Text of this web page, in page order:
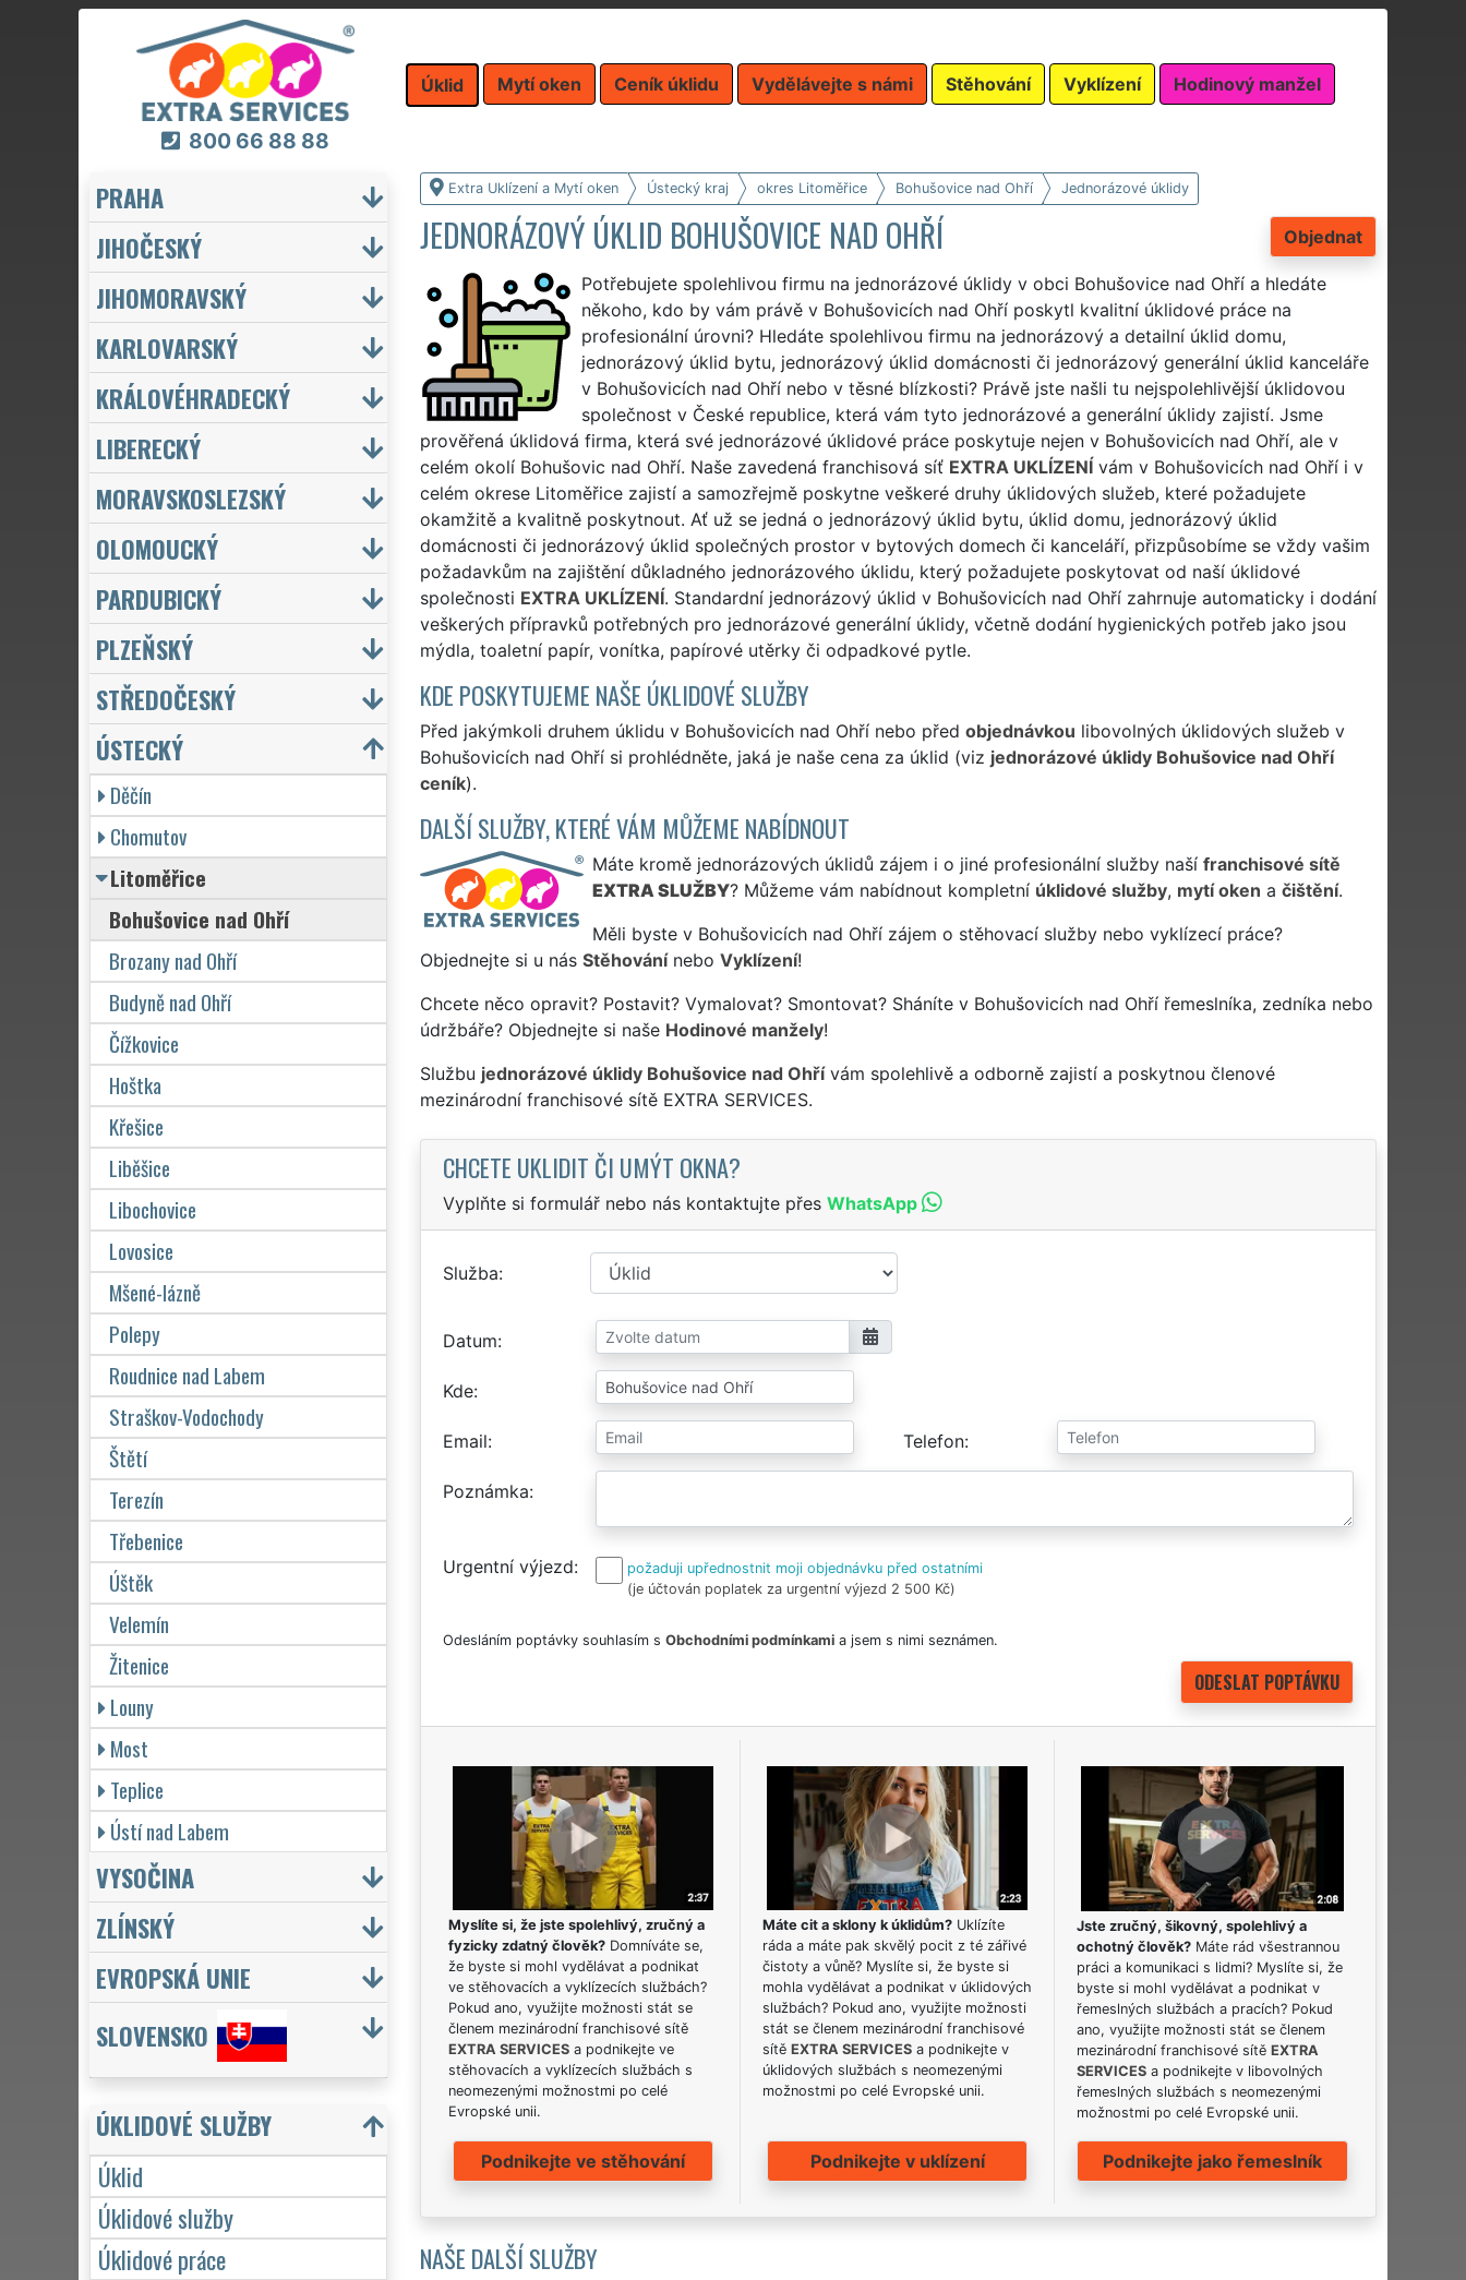
800 66 88 88
Úklid Mytí oken Ceník úklidu Vydělávejte s námi Stěhování Vyklízení Hodinový manžel
Extra Uklízení a Mytí oken Ústecký kraj okres Litoměřice Bohušovice nad Ohří Jednorázové úklidy
Objednat
JEDNORÁZOVÝ ÚKLID BOHUŠOVICE NAD OHŘÍ
Potřebujete spolehlivou firmu na jednorázové úklidy v obci Bohušovice nad Ohří a hledáte
někoho, kdo by vám právě v Bohušovicích nad Ohří poskytl kvalitní úklidové práce na
profesionální úrovni? Hledáte spolehlivou firmu na jednorázový a detailní úklid domu,
jednorázový úklid bytu, jednorázový úklid domácnosti či jednorázový generální úklid kanceláře
v Bohušovicích nad Ohří nebo v těsné blízkosti? Právě jste našli tu nejspolehlivější úklidovou
společnost v České republice, která vám tyto jednorázové a generální úklidy zajistí. Jsme
prověřená úklidová firma, která své jednorázové úklidové práce poskytuje nejen v Bohušovicích nad Ohří, ale v
celém okolí Bohušovic nad Ohří. Naše zavedená franchisová síť EXTRA UKLÍZENÍvám v Bohušovicích nad Ohří i v
celém okrese Litoměřice zajistí a samozřejmě poskytne veškeré druhy úklidových služeb, které požadujete
okamžitě a kvalitně poskytnout. Ať už se jedná o jednorázový úklid bytu, úklid domu, jednorázový úklid
domácnosti či jednorázový úklid společných prostor v bytových domech či kanceláří, přizpůsobíme se vždy vašim
požadavkům na zajištění důkladného jednorázového úklidu, který požadujete poskytovat od naší úklidové
společnosti EXTRA UKLÍZENÍ. Standardní jednorázový úklid v Bohušovicích nad Ohří zahrnuje automaticky i dodání
veškerých přípravků potřebných pro jednorázové generální úklidy, včetně dodání hygienických potřeb jako jsou
mýdla, toaletní papír, vonítka, papírové utěrky či odpadkové pytle.
KDE POSKYTUJEME NAŠE ÚKLIDOVÉ SLUŽBY
Před jakýmkoli druhem úklidu v Bohušovicích nad Ohří nebo před objednávkou libovolných úklidových služeb v
Bohušovicích nad Ohří si prohlédněte, jaká je naše cena za úklid (viz jednorázové úklidy Bohušovice nad Ohří
ceník).
DALŠÍ SLUŽBY, KTERÉ VÁM MŮŽEME NABÍDNOUT
Máte kromě jednorázových úklidů zájem i o jiné profesionální služby naší franchisové sítě
EXTRA SLUŽBY? Můžeme vám nabídnout kompletní úklidové služby, mytí oken a čištění.
Měli byste v Bohušovicích nad Ohří zájem o stěhovací služby nebo vyklízecí práce?
Objednejte si u nás Stěhovánínebo Vyklízení!
Chcete něco opravit? Postavit? Vymalovat? Smontovat? Sháníte v Bohušovicích nad Ohří řemeslníka, zedníka nebo
údržbáře? Objednejte si naše Hodinové manžely!
Službu jednorázové úklidy Bohušovice nad Ohřívám spolehlivě a odborně zajistí a poskytnou členové
mezinárodní franchisové sítě EXTRA SERVICES.
CHCETE UKLIDIT ČI UMÝT OKNA?
Vyplňte si formulář nebo nás kontaktujte přes WhatsApp
Služba
Datum
Kde
Email Telefon
Poznámka
Urgentní výjezd
požaduji upřednostnit moji objednávku před ostatními
(je účtován poplatek za urgentní výjezd 2 500 Kč)
Odesláním poptávky souhlasím s Obchodními podmínkamia jsem s nimi seznámen.
Myslíte si, že jste spolehlivý, zručný a
fyzicky zdatný člověk?Domníváte se,
že byste si mohl vydělávat a podnikat
ve stěhovacích a vyklízecích službách?
Pokud ano, využijte možnosti stát se
členem mezinárodní franchisové sítě
EXTRA SERVICESa podnikejte ve
stěhovacích a vyklízecích službách s
neomezenými možnostmi po celé
Evropské unii.
Podnikejte ve stěhování
Máte cit a sklony k úklidům?Uklízíte
ráda a máte pak skvělý pocit z té zářivé
čistoty a vůně? Myslíte si, že byste si
mohla vydělávat a podnikat v úklidových
službách? Pokud ano, využijte možnosti
stát se členem mezinárodní franchisové
sítě EXTRA SERVICESa podnikejte v
úklidových službách s neomezenými
možnostmi po celé Evropské unii.
Podnikejte v uklízení
Jste zručný, šikovný, spolehlivý a
ochotný člověk? Máte rád všestrannou
práci a komunikaci s lidmi? Myslíte si, že
byste si mohl vydělávat a podnikat v
řemeslných službách a pracích? Pokud
ano, využijte možnosti stát se členem
mezinárodní franchisové sítěEXTRA
SERVICES a podnikejte v libovolných
řemeslných službách s neomezenými
možnostmi po celé Evropské unii.
Podnikejte jako řemeslník
NAŠE DALŠÍ SLUŽBY
PRAHA
JIHOČESKÝ
JIHOMORAVSKÝ
KARLOVARSKÝ
KRÁLOVÉHRADECKÝ
LIBERECKÝ
MORAVSKOSLEZSKÝ
OLOMOUCKÝ
PARDUBICKÝ
PLZEŇSKÝ
STŘEDOČESKÝ
ÚSTECKÝ
Děčín
Chomutov
Litoměřice
Bohušovice nad Ohří
Brozany nad Ohří
Budyně nad Ohří
Čížkovice
Hoštka
Křešice
Liběšice
Libochovice
Lovosice
Mšené-lázně
Polepy
Roudnice nad Labem
Straškov-Vodochody
Štětí
Terezín
Třebenice
Úštěk
Velemín
Žitenice
Louny
Most
Teplice
Ústí nad Labem
VYSOČINA
ZLÍNSKÝ
EVROPSKÁ UNIE
SLOVENSKO
ÚKLIDOVÉ SLUŽBY
Úklid
Úklidové služby
Úklidové práce